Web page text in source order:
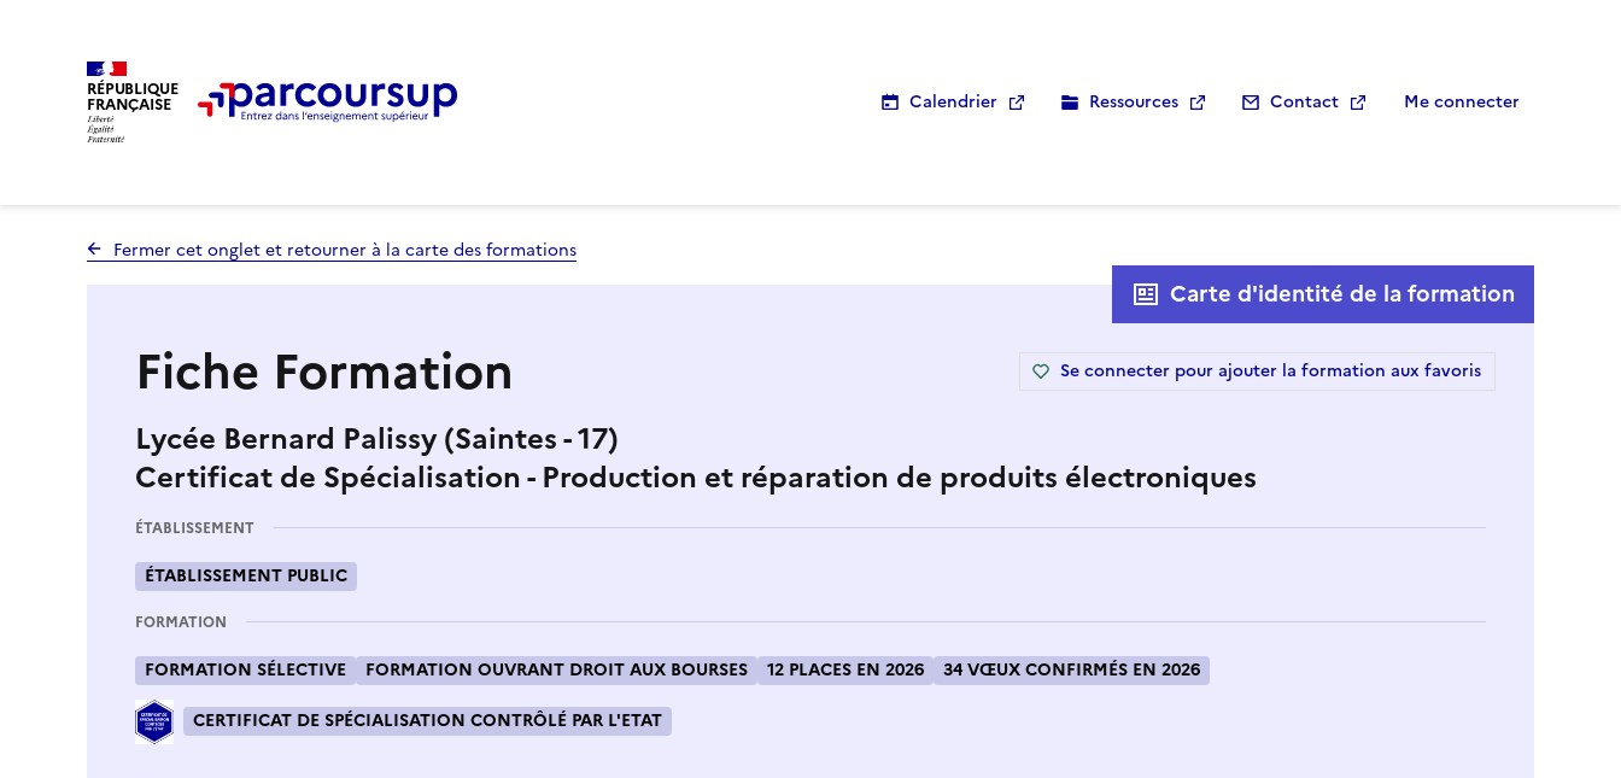
RÉPUBLIQUE
FRANÇAISE Calendrier Ressources Contact Me connecter
Fermer cet onglet et retourner à la carte des formations
Fiche Formation
Lycée Bernard Palissy (Saintes - 17)
Certificat de Spécialisation - Production et réparation de produits électroniques
Carte d'identité de la formation
Se connecter pour ajouter la formation aux favoris
ÉTABLISSEMENT
ÉTABLISSEMENT PUBLIC
FORMATION
FORMATION SÉLECTIVE FORMATION OUVRANT DROIT AUX BOURSES 12 PLACES EN 2026 34 VŒUX CONFIRMÉS EN 2026
CERTIFICAT DE SPÉCIALISATION CONTRÔLÉ PAR L'ETAT